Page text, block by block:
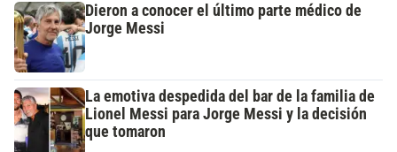
Dieron a conocer el último parte médico de
Jorge Messi
La emotiva despedida del bar de la familia de
Lionel Messi para Jorge Messi y la decisión
que tomaron